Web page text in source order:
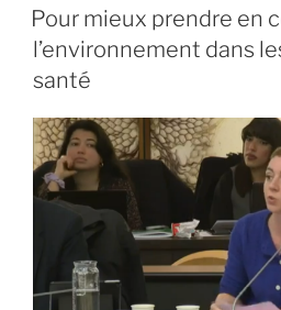
LE
Pour mieux prendre en
l’environnement dans
santé